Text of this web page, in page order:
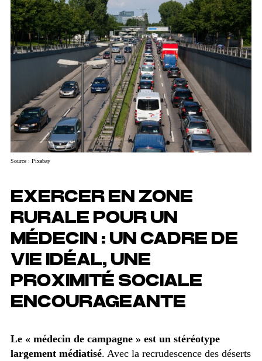
Source : Pixabay
EXERCER EN ZONE
RURALE POUR UN
MÉDECIN : UN CADRE DE
VIE IDÉAL, UNE
PROXIMITÉ SOCIALE
ENCOURAGEANTE
Le « médecin de campagne » est un stéréotype
largement médiatisé. Avec la recrudescence des déserts